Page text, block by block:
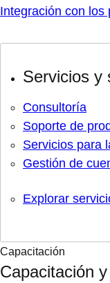
Integración con los
Servicios y
Consultoría
Soporte de
Servicios para
Gestión de
Explorar
Capacitación
Capacitación